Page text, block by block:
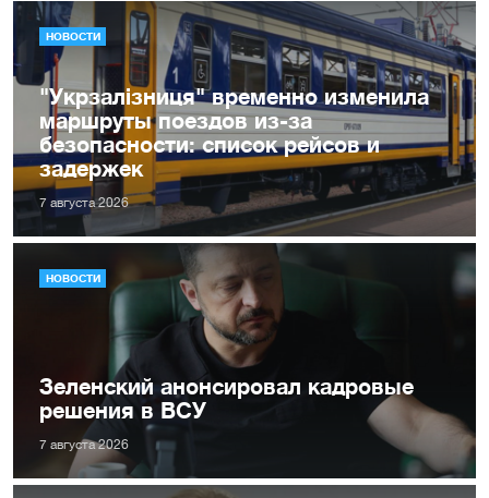
НОВОСТИ
"Укрзалізниця" временно изменила
маршруты поездов из-за
безопасности: список рейсов и
задержек
7 августа 2026
НОВОСТИ
Зеленский анонсировал кадровые
решения в ВСУ
7 августа 2026